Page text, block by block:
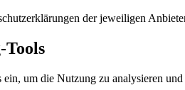
der jeweiligen
Tools
um die Nutzung zu analysieren